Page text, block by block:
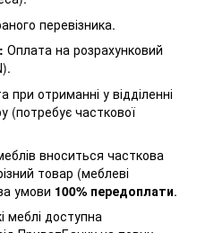
перевізника.
Оплата на розрахунковий
при отриманні у відділенні
(потребує часткової
вноситься часткова
товар (меблеві
умови 100% передоплати.
меблі доступна